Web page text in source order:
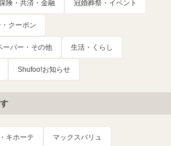
険・共済・金融 冠婚葬祭・イベント
クーポン
ーパー・その他 生活・くらし
Shufoo!お知らせ
キホーテ マックスバリュ